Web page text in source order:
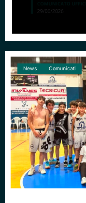
News Comunicati